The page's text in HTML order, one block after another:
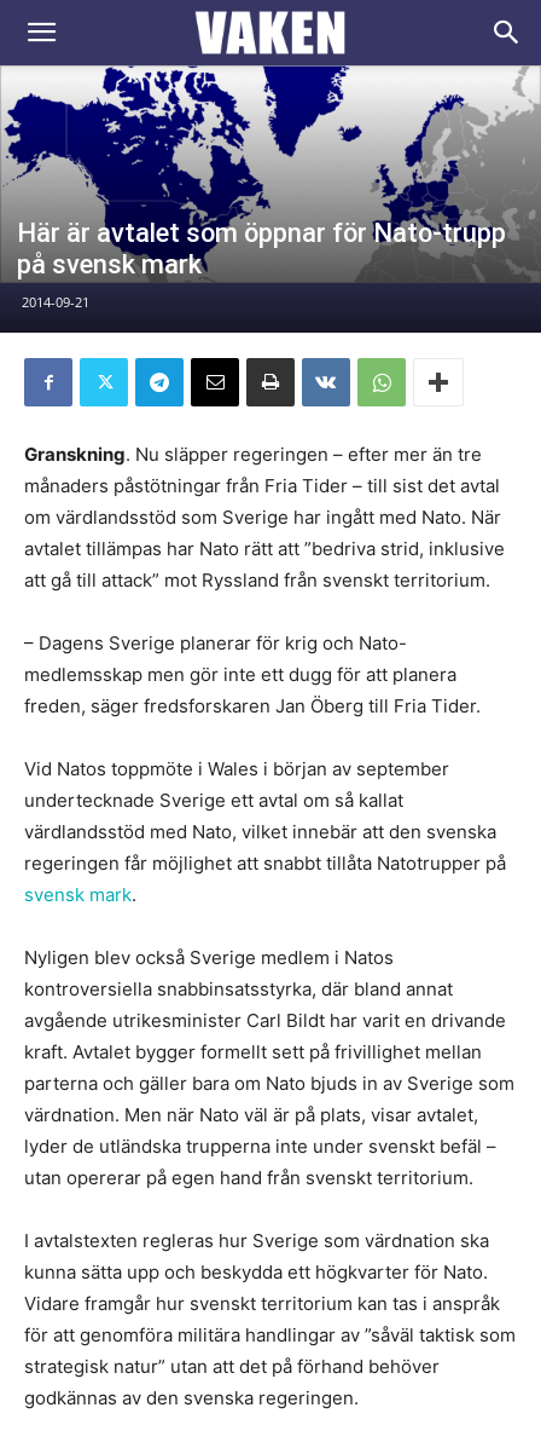
VAKEN.se
Här är avtalet som öppnar för Nato-trupp
på svensk mark
2014-09-21
Granskning. Nu släpper regeringen – efter mer än tre
månaders påstötningar från Fria Tider – till sist det avtal
om värdlandsstöd som Sverige har ingått med Nato. När
avtalet tillämpas har Nato rätt att ”bedriva strid, inklusive
att gå till attack” mot Ryssland från svenskt territorium.
– Dagens Sverige planerar för krig och Nato-
medlemsskap men gör inte ett dugg för att planera
freden, säger fredsforskaren Jan Öberg till Fria Tider.
Vid Natos toppmöte i Wales i början av september
undertecknade Sverige ett avtal om så kallat
värdlandsstöd med Nato, vilket innebär att den svenska
regeringen får möjlighet att snabbt tillåta Natotrupper på
svensk mark.
Nyligen blev också Sverige medlem i Natos
kontroversiella snabbinsatsstyrka, där bland annat
avgående utrikesminister Carl Bildt har varit en drivande
kraft. Avtalet bygger formellt sett på frivillighet mellan
parterna och gäller bara om Nato bjuds in av Sverige som
värdnation. Men när Nato väl är på plats, visar avtalet,
lyder de utländska trupperna inte under svenskt befäl –
utan opererar på egen hand från svenskt territorium.
I avtalstexten regleras hur Sverige som värdnation ska
kunna sätta upp och beskydda ett högkvarter för Nato.
Vidare framgår hur svenskt territorium kan tas i anspråk
för att genomföra militära handlingar av ”såväl taktisk som
strategisk natur” utan att det på förhand behöver
godkännas av den svenska regeringen.